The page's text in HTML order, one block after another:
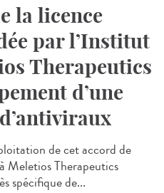
la licence
par l’Institut
Therapeutics
d’une
de cet accord de
Meletios Therapeutics
spécifique de...